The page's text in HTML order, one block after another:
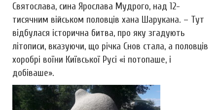
Святослава, сина Ярослава Мудрого, над 12-
тисячним військом половців хана Шарукана. – Тут
відбулася історична битва, про яку згадують
літописи, вказуючи, що річка Снов стала, а половців
хоробрі воїни Київської Русі «і потопаше, і
добіваше».